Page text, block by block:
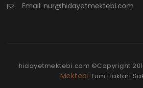
Email: nur@hidayetmektebi.com
hidayetmektebi.com ©Copyright
Mektebi Tüm Hakları